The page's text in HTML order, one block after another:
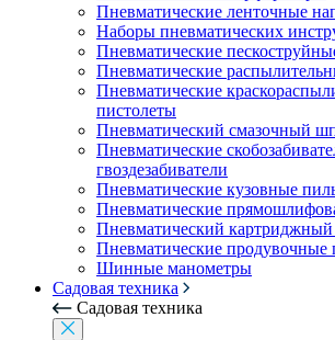
Пневматические ленточные
Наборы пневматических
Пневматические
Пневматические
Пневматические
пистолеты
Пневматический смазочный
Пневматические
гвоздезабиватели
Пневматические кузовные
Пневматические
Пневматический картриджный
Пневматические продувочные
Шинные манометры
Садовая техника
Садовая техника